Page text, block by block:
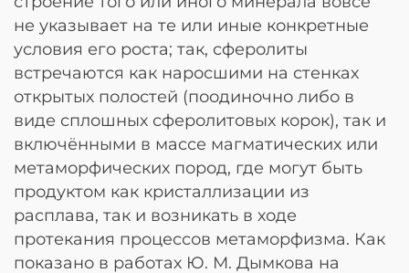
не указывает на те или иные конкретные
условия его роста; так, сферолиты
встречаются как наросшими на стенках
открытых полостей (поодиночно либо в
виде сплошных сферолитовых корок), так и
включёнными в массе магматических или
метаморфических пород, где могут быть
продуктом как кристаллизации из
расплава, так и возникать в ходе
протекания процессов метаморфизма. Как
показано в работах Ю. М. Дымкова на